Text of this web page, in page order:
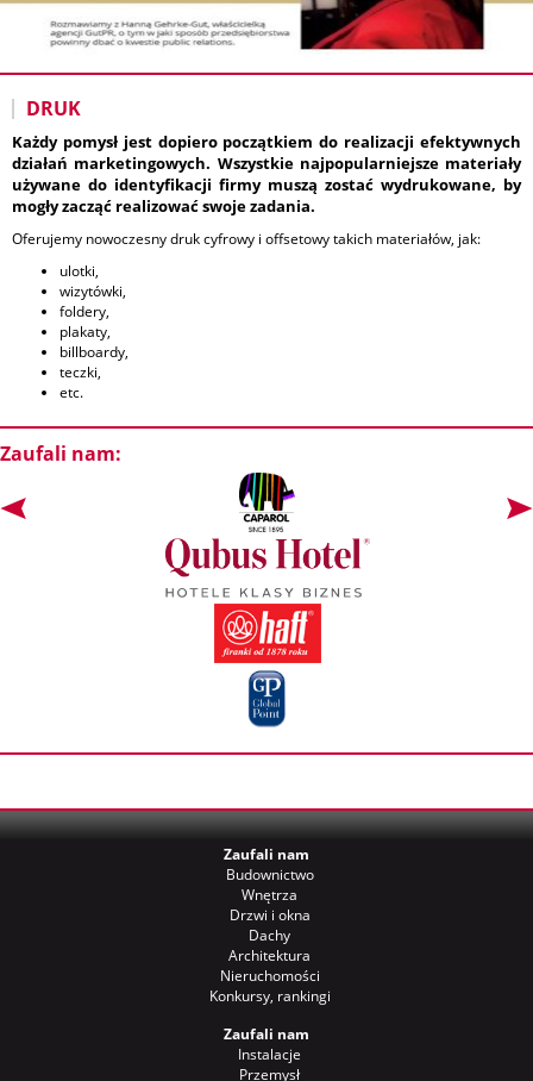
DRUK
Każdy pomysł jest dopiero początkiem do realizacji efektywnych
działań marketingowych. Wszystkie najpopularniejsze materiały
używane do identyfikacji firmy muszą zostać wydrukowane, by
mogły zacząć realizować swoje zadania.
Oferujemy nowoczesny druk cyfrowy i offsetowy takich materiałów, jak:
ulotki,
wizytówki,
foldery,
plakaty,
billboardy,
teczki,
etc.
Zaufali nam:
Zaufali nam
Budownictwo
Wnętrza
Drzwi i okna
Dachy
Architektura
Nieruchomości
Konkursy, rankingi
Zaufali nam
Instalacje
Przemysł